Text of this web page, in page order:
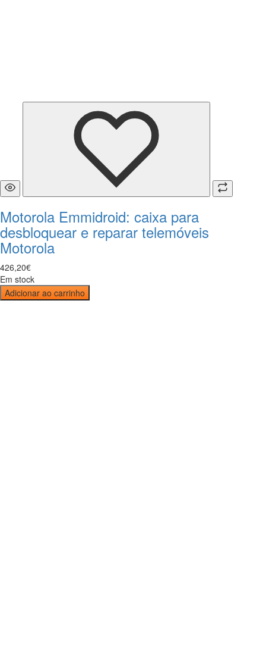
Motorola Emmidroid: caixa para
desbloquear e reparar telemóveis
Motorola
426,20€
Em stock
Adicionar ao carrinho